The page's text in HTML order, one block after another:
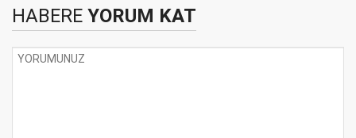
HABERE YORUM KAT